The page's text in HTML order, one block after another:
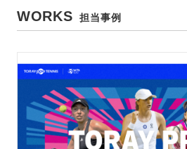
WORKS 担当事例